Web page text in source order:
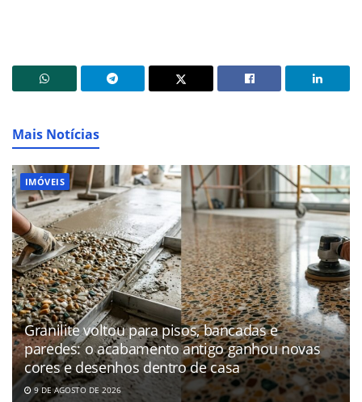
Mais Notícias
IMÓVEIS
Granilite voltou para pisos, bancadas e
paredes: o acabamento antigo ganhou novas
cores e desenhos dentro de casa
9 DE AGOSTO DE 2026